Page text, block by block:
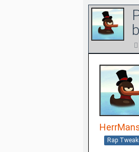
Rap